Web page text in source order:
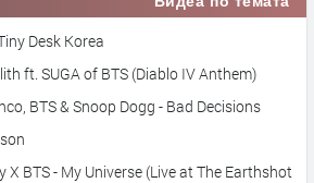
Desk Korea
ft. SUGA of BTS (Diablo IV Anthem)
BTS & Snoop Dogg - Bad Decisions
BTS - My Universe (Live at The Earthshot